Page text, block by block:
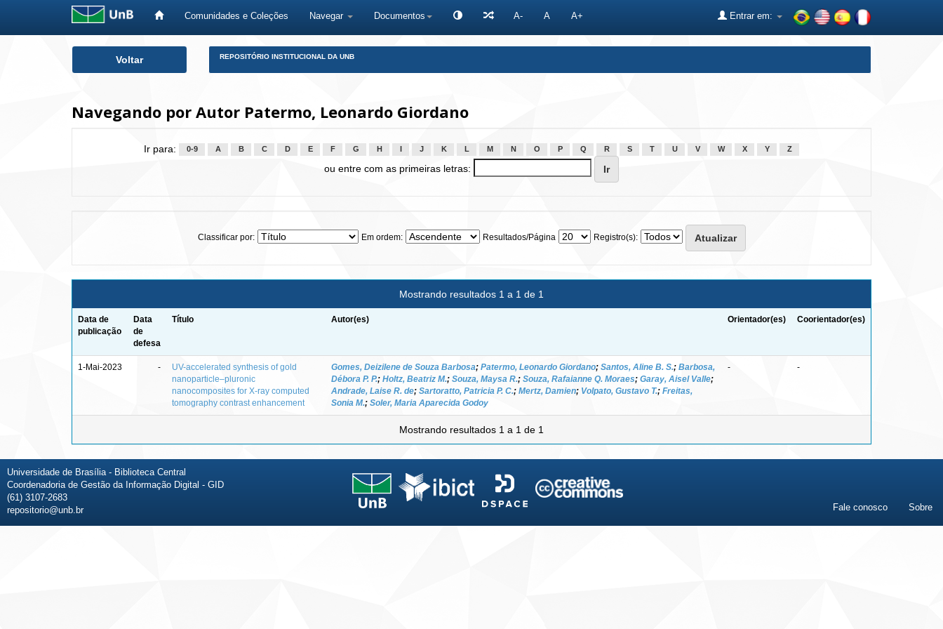
Comunidades e Coleções Navegar Documentos A- A A+ Entrar em:
Voltar REPOSITÓRIO INSTITUCIONAL DA UNB
Navegando por Autor Patermo, Leonardo Giordano
Ir para: 0-9 A B C D E F G H J K L M N O P Q R S T U V W X Y Z
ou entre com as primeiras letras:
Classificar por: Em ordem: Resultados/Página Registro(s):
Mostrando resultados 1 a 1 de 1
Data de
publicação
Data
de
defesa
Título Autor(es) Orientador(es) Coorientador(es)
1-Mai-2023 -
UV-accelerated synthesis of gold
nanoparticle–pluronic
nanocomposites for X-ray computed
tomography contrast enhancement
Gomes, Deizilene de Souza Barbosa; Patermo, Leonardo Giordano; Santos, Aline B. S.; Barbosa,
Débora P. P.; Holtz, Beatriz M.; Souza, Maysa R.; Souza, Rafaianne Q. Moraes; Garay, Aisel Valle;
Andrade, Laise R. de; Sartoratto, Patricia P. C.; Mertz, Damien; Volpato, Gustavo T.; Freitas,
Sonia M.; Soler, Maria Aparecida Godoy
- -
Mostrando resultados 1 a 1 de 1
Universidade de Brasília - Biblioteca Central
Coordenadoria de Gestão da Informação Digital - GID
(61) 3107-2683
repositorio@unb.br
Fale conosco Sobre